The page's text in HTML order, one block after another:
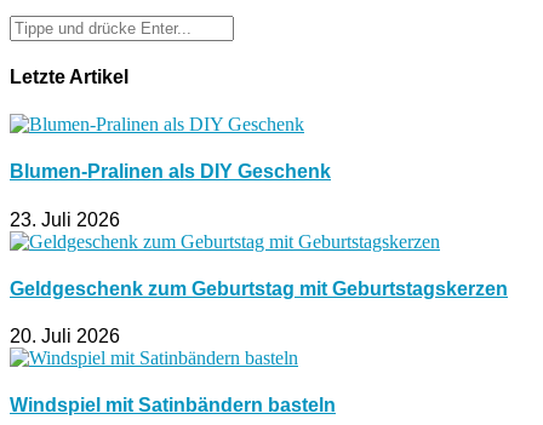
Letzte Artikel
Blumen-Pralinen als DIY Geschenk
23. Juli 2026
Geldgeschenk zum Geburtstag mit Geburtstagskerzen
20. Juli 2026
Windspiel mit Satinbändern basteln